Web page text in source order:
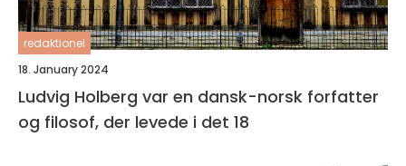
redaktionel
18. January 2024
Ludvig Holberg var en dansk-norsk forfatter
og filosof, der levede i det 18